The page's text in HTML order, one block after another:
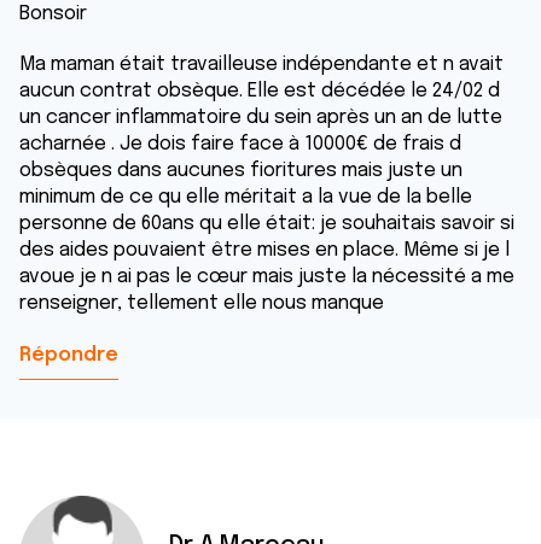
Bonsoir
Ma maman était travailleuse indépendante et n avait
aucun contrat obsèque. Elle est décédée le 24/02 d
un cancer inflammatoire du sein après un an de lutte
acharnée . Je dois faire face à 10000€ de frais d
obsèques dans aucunes fioritures mais juste un
minimum de ce qu elle méritait a la vue de la belle
personne de 60ans qu elle était: je souhaitais savoir si
des aides pouvaient être mises en place. Même si je l
avoue je n ai pas le cœur mais juste la nécessité a me
renseigner, tellement elle nous manque
Répondre